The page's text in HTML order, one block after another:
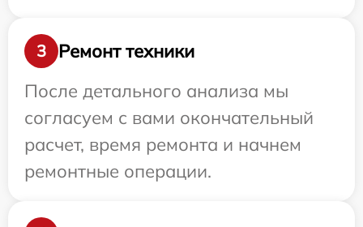
3
Ремонт техники
После детального анализа мы
согласуем с вами окончательный
расчет, время ремонта и начнем
ремонтные операции.